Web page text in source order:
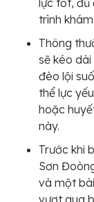
lực tốt, đủ
trình
Thông
sẽ kéo
đèo lội
thể lực
hoặc
này.
Trước khi
Sơn
và một